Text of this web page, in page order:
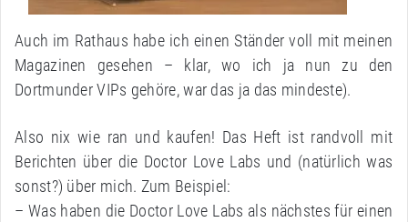
Auch im Rathaus habe ich einen Ständer voll mit meinen
Magazinen gesehen – klar, wo ich ja nun zu den
Dortmunder VIPs gehöre, war das ja das mindeste).
Also nix wie ran und kaufen! Das Heft ist randvoll mit
Berichten über die Doctor Love Labs und (natürlich was
sonst?) über mich. Zum Beispiel:
– Was haben die Doctor Love Labs als nächstes für einen